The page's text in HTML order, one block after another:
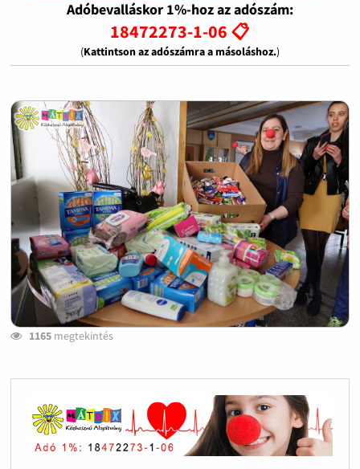
Adóbevalláskor 1%-hoz az adószám:
18472273-1-06 📋
(Kattintson az adószámra a másoláshoz.)
1165megtekintés